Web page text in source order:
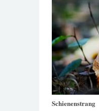
Schienenstrang